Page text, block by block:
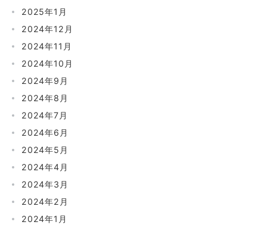
2025年1月
2024年12月
2024年11月
2024年10月
2024年9月
2024年8月
2024年7月
2024年6月
2024年5月
2024年4月
2024年3月
2024年2月
2024年1月